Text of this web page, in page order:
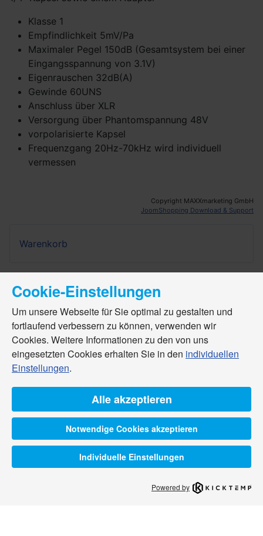
Klasse 1
Empfindlichkeit 5mV/Pa
Maximaler Pegel 150dB (Gesamtsystem bei einer
Eingangsspannung von 3.1V)
Eigenrauschen 32dB(A)
Gewinde 60UNS
Anschluss über XLR
Versorgung über Phantomspannung 48V
vorpolarisierte Kapsel
Frequenzgang 20Hz-70kHz wird individuell
vermessen
Copyright MAXXmarketing GmbH
JoomShopping Download & Support
Warenkorb
Cookie-Einstellungen
Um unsere Webseite für Sie optimal zu gestalten und
fortlaufend verbessern zu können, verwenden wir
Cookies. Weitere Informationen zu den von uns
eingesetzten Cookies erhalten Sie in den individuellen
Einstellungen.
Alle akzeptieren
Notwendige Cookies akzeptieren
Individuelle Einstellungen
Powered by